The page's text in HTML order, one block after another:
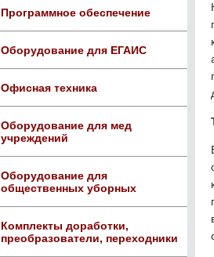
Программное обеспечение
Оборудование для ЕГАИС
Офисная техника
Оборудование для мед
учреждений
Оборудование для
общественных уборных
Комплекты доработки,
преобразователи, переходники